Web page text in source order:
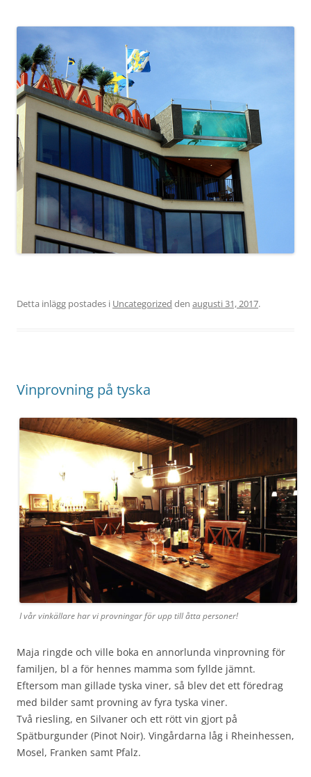
Detta inlägg postades i Uncategorized den augusti 31, 2017.
Vinprovning på tyska
I vår vinkällare har vi provningar för upp till åtta personer!
Maja ringde och ville boka en annorlunda vinprovning för
familjen, bl a för hennes mamma som fyllde jämnt.
Eftersom man gillade tyska viner, så blev det ett föredrag
med bilder samt provning av fyra tyska viner.
Två riesling, en Silvaner och ett rött vin gjort på
Spätburgunder (Pinot Noir). Vingårdarna låg i Rheinhessen,
Mosel, Franken samt Pfalz.